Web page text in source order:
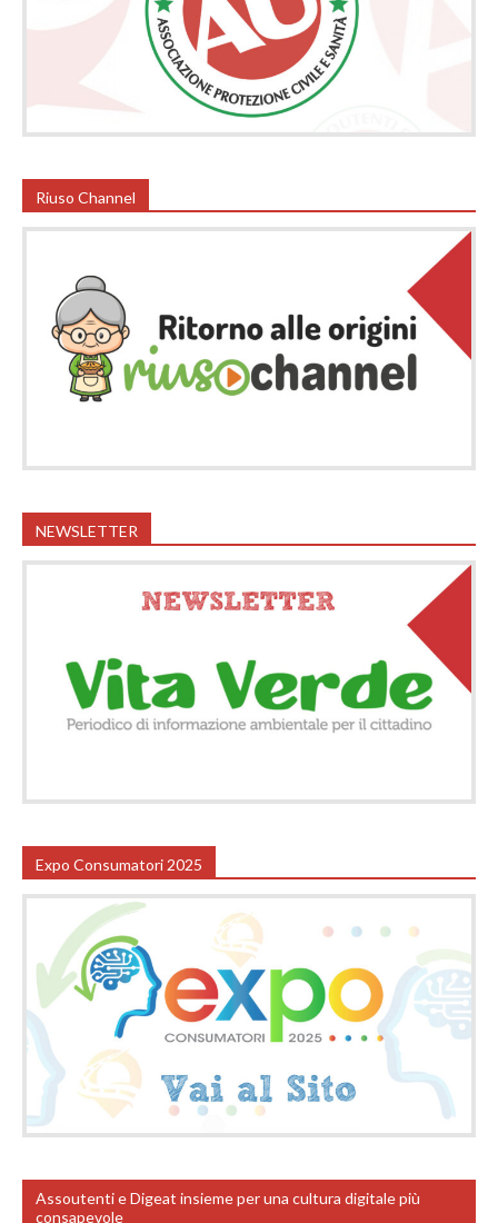
Riuso Channel
NEWSLETTER
Expo Consumatori 2025
Assoutenti e Digeat insieme per una cultura digitale più
consapevole